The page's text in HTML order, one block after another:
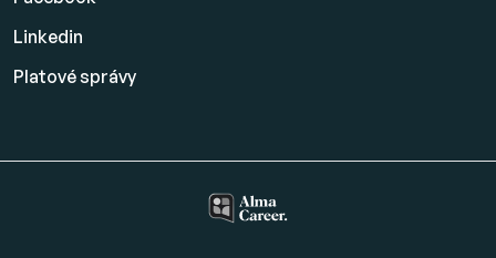
Linkedin
Platovésprávy